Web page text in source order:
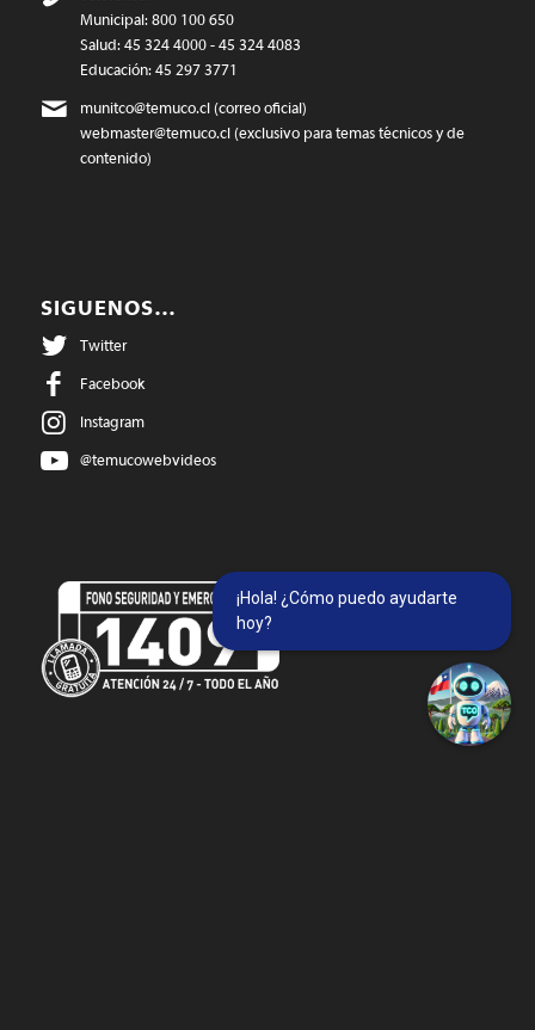
Municipal: 800 100 650
Salud: 45 324 4000 - 45 324 4083
Educación: 45 297 3771
munitco@temuco.cl(correo oficial)
webmaster@temuco.cl(exclusivo para temas técnicos y de
contenido)
SIGUENOS…
Twitter
Facebook
Instagram
@temucowebvideos
¡Hola! ¿Cómo puedo ayudarte
hoy?